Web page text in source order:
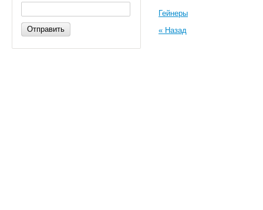
Отправить
Гейнеры
« Назад